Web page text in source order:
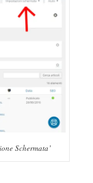
Schermata’